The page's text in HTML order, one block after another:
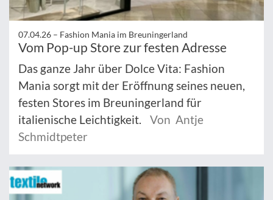
07.04.26 – Fashion Mania im Breuningerland
Vom Pop-up Store zur festen Adresse
Das ganze Jahr über Dolce Vita: Fashion
Mania sorgt mit der Eröffnung seines neuen,
festen Stores im Breuningerland für
italienische Leichtigkeit.
Von Antje
Schmidtpeter